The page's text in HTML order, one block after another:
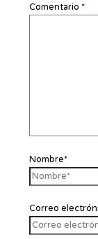
Comentario *
Nombre*
Correo